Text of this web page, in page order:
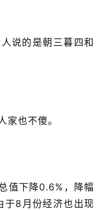
说的是朝三暮四和
家也不傻。
值下降0.6%，降幅
于8月份经济也出现